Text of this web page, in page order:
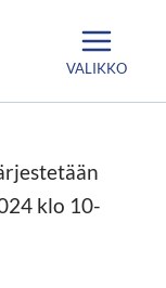
VALIKKO
klo 10-